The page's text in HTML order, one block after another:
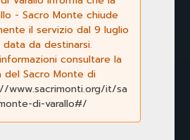
- Sacro Monte chiude
il servizio dal 9 luglio
da destinarsi.
consultare la
del Sacro Monte di
www.sacrimonti.org/it/sa
di-varallo#/